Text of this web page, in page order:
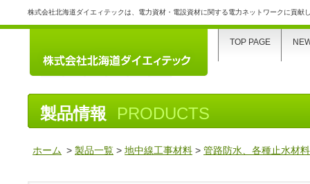
株式会社北海道ダイエィテックは、電力資材・電設資材に関する電力ネットワークに貢献
製品情報 PRODUCTS
ホーム >製品一覧 >地中線工事材料 >管路防水、各種止水材料
TOP PAGE